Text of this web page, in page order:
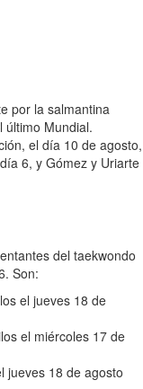
por la salmantina
último Mundial.
el día 10 de agosto,
6, y Gómez y Uriarte
del taekwondo
Son:
el jueves 18 de
el miércoles 17 de
jueves 18 de agosto